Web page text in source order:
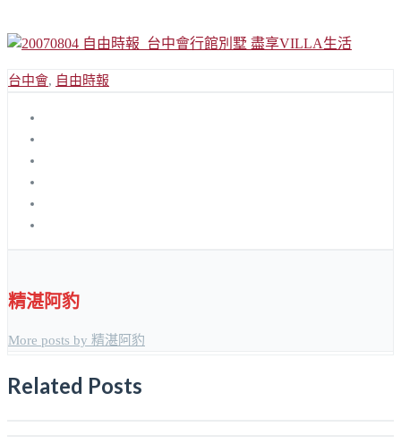
台中會, 自由時報
精湛阿豹
More posts by 精湛阿豹
Related Posts